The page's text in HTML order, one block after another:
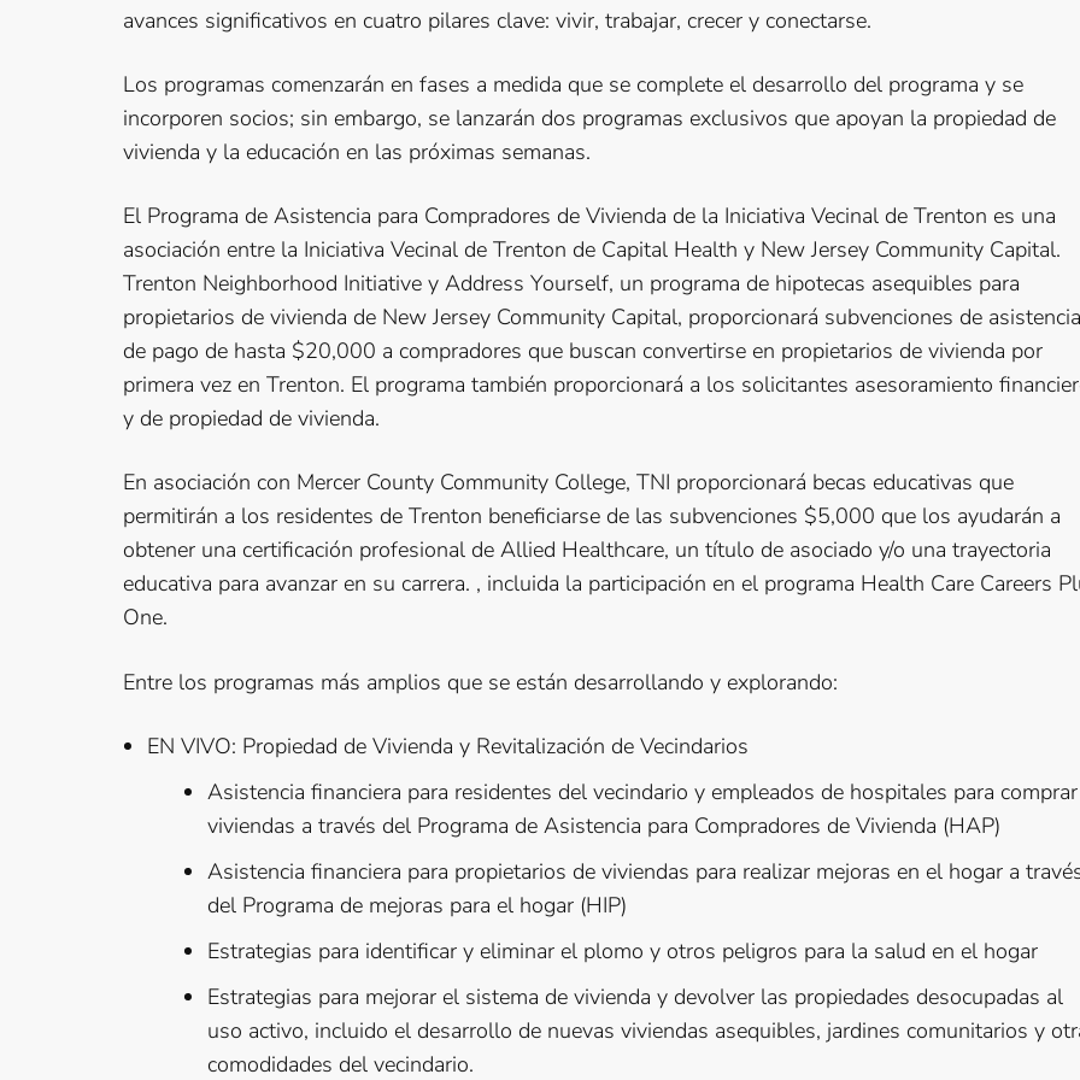
avances significativos en cuatro pilares clave: vivir, trabajar, crecer y conectarse.
Los programas comenzarán en fases a medida que se complete el desarrollo del programa y se
incorporen socios; sin embargo, se lanzarán dos programas exclusivos que apoyan la propiedad de
vivienda y la educación en las próximas semanas.
El Programa de Asistencia para Compradores de Vivienda de la Iniciativa Vecinal de Trenton es una
asociación entre la Iniciativa Vecinal de Trenton de Capital Health y New Jersey Community Capital.
Trenton Neighborhood Initiative y Address Yourself, un programa de hipotecas asequibles para
propietarios de vivienda de New Jersey Community Capital, proporcionará subvenciones de asistencia
de pago de hasta $20,000 a compradores que buscan convertirse en propietarios de vivienda por
primera vez en Trenton. El programa también proporcionará a los solicitantes asesoramiento
y de propiedad de vivienda.
En asociación con Mercer County Community College, TNI proporcionará becas educativas que
permitirán a los residentes de Trenton beneficiarse de las subvenciones $5,000 que los ayudarán a
obtener una certificación profesional de Allied Healthcare, un título de asociado y/o una trayectoria
educativa para avanzar en su carrera. , incluida la participación en el programa Health Care Careers
One.
Entre los programas más amplios que se están desarrollando y explorando:
EN VIVO: Propiedad de Vivienda y Revitalización de Vecindarios
Asistencia financiera para residentes del vecindario y empleados de hospitales para comprar
viviendas a través del Programa de Asistencia para Compradores de Vivienda (HAP)
Asistencia financiera para propietarios de viviendas para realizar mejoras en el hogar a
del Programa de mejoras para el hogar (HIP)
Estrategias para identificar y eliminar el plomo y otros peligros para la salud en el hogar
Estrategias para mejorar el sistema de vivienda y devolver las propiedades desocupadas al
uso activo, incluido el desarrollo de nuevas viviendas asequibles, jardines comunitarios y
comodidades del vecindario.